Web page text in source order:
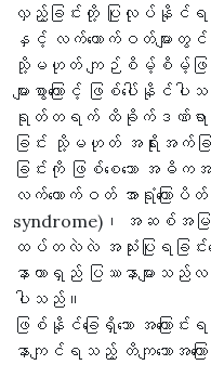
လှည့်ခြင်းတို့ ပြုလုပ်နိုင်ရ
နှင့် လက်ကောက်ဝတ်များတွင်
သို့မဟုတ် ကျဉ်စိမ့်စိမ့်ဖြ
များစွာကြောင့် ဖြစ်ပေါ်နိုင်ပ
ရုတ်တရက် ထိခိုက်ဒဏ်ရာရခြ
ခြင်း သို့မဟုတ် အရိုးအက်ခ
ခြင်းကို ဖြစ်စေသော အဓိကအ
လက်ကောက်ဝတ် အာရုံကြောပိတ်
syndrome)၊ အဆစ်အမ
ထပ်တလဲလဲ အသုံးပြုရခြင်းကြ
နာတာရှည် ပြဿနာများသ
ပါသည်။
ဖြစ်နိုင်ခြေရှိသော အကြောင်း
နာကျင်ရသည့် တိကျသောအကြ